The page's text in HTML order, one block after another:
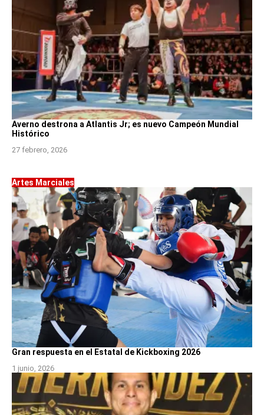
Averno destrona a Atlantis Jr; es nuevo Campeón Mundial
Histórico
27 febrero, 2026
Artes Marciales
Gran respuesta en el Estatal de Kickboxing 2026
1 junio, 2026